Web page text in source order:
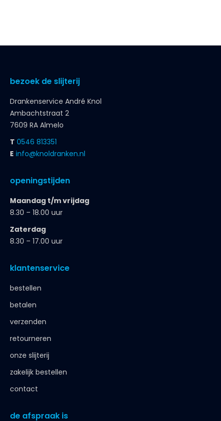
bezoek de slijterij
Drankenservice André Knol
Ambachtstraat 2
7609 RA Almelo
T 0546 813351
E info@knoldranken.nl
openingstijden
Maandag t/m vrijdag
8.30 – 18.00 uur
Zaterdag
8.30 – 17.00 uur
klantenservice
bestellen
betalen
verzenden
retourneren
onze slijterij
zakelijk bestellen
contact
de afspraak is